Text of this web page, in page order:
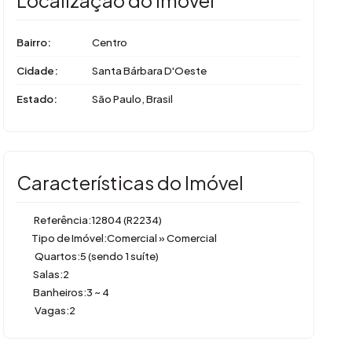
Bairro: Centro
Cidade: Santa Bárbara D'Oeste
Estado: São Paulo, Brasil
Características do Imóvel
Referência:12804(R2234)
Tipo de Imóvel:Comercial»Comercial
Quartos:5 (sendo 1 suíte)
Salas:2
Banheiros:3 ~ 4
Vagas:2